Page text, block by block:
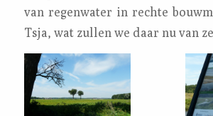
van regenwater in rechte
Tsja, wat zullen we daar nu van